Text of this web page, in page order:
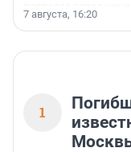
поменялась роль
7 августа, 16:20
1